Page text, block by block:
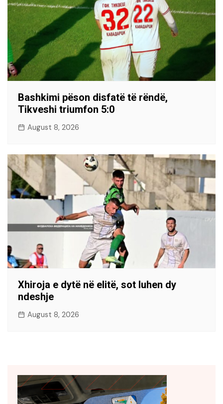
Bashkimi pëson disfatë të rëndë,
Tikveshi triumfon 5:0
August 8, 2026
Xhiroja e dytë në elitë, sot luhen dy
ndeshje
August 8, 2026